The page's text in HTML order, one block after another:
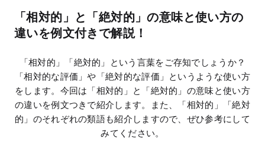
マネー
「相対的」と「絶対的」の意味と使い方の
違いを例文付きで解説！
「相対的」「絶対的」という言葉をご存知でしょうか？
「相対的な評価」や「絶対的な評価」というような使い方
をします。今回は「相対的」と「絶対的」の意味と使い方
の違いを例文つきで紹介します。また、「相対的」「絶対
的」のそれぞれの類語も紹介しますので、ぜひ参考にして
みてください。